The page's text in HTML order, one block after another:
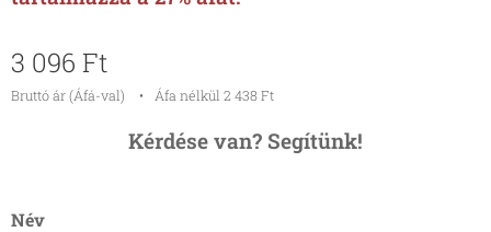
3 096 Ft
Bruttó ár (Áfá-val) Áfa nélkül 2 438 Ft
Kérdése van? Segítünk!
Név